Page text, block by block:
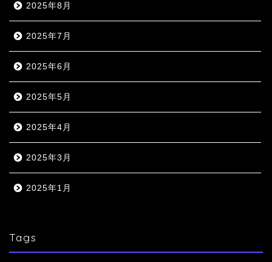
2025年8月
2025年7月
2025年6月
2025年5月
2025年4月
2025年3月
2025年1月
Tags